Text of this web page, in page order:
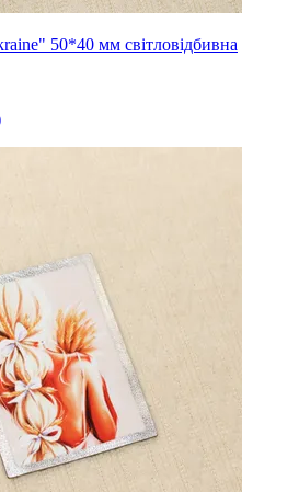
50*40 мм світловідбивна